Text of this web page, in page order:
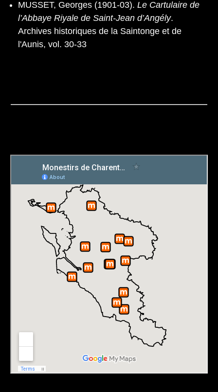
MUSSET, Georges (1901-03). Le Cartulaire de
l’Abbaye Riyale de Saint-Jean d’Angély.
Archives historiques de la Saintonge et de
l'Aunis, vol. 30-33